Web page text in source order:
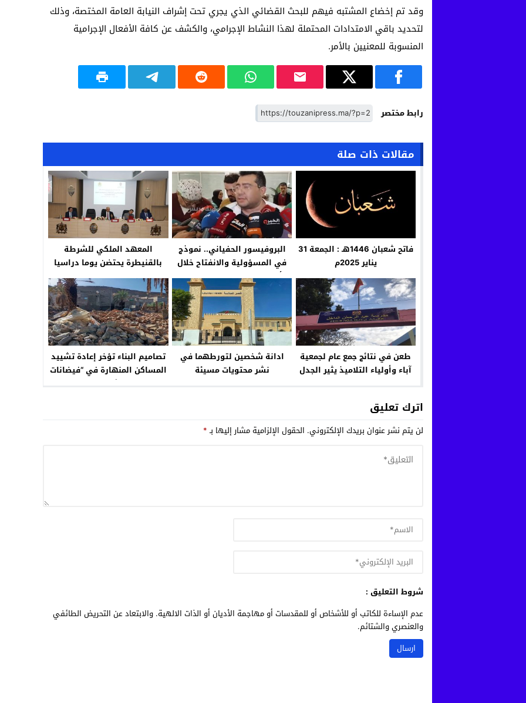
‎وقد تم إخضاع المشتبه فيهم للبحث القضائي الذي يجري تحت إشراف النيابة العامة المختصة، وذلك
لتحديد باقي الامتدادات المحتملة لهذا النشاط الإجرامي، والكشف عن كافة الأفعال الإجرامية
المنسوبة للمعنيين بالأمر.
رابط مختصر
مقالات ذات صلة
فاتح شعبان 1446هـ : الجمعة 31
يناير 2025م
البروفيسور الحفياني.. نموذج
في المسؤولية والانفتاح خلال
أزمة اختناق العاملات بإحدى
شركات الكابلاج
المعهد الملكي للشرطة
بالقنيطرة يحتضن يوما دراسيا
طعن في نتائج جمع عام لجمعية
آباء وأولياء التلاميذ يثير الجدل
ادانة شخصين لتورطهما في
نشر محتويات مسيئة
تصاميم البناء تؤخر إعادة تشييد
المساكن المنهارة في “فيضانات
شتنبر”
اترك تعليق
لن يتم نشر عنوان بريدك الإلكتروني. الحقول الإلزامية مشار إليها بـ*
شروط التعليق :
عدم الإساءة للكاتب أو للأشخاص أو للمقدسات أو مهاجمة الأديان أو الذات الالهية. والابتعاد عن التحريض الطائفي
والعنصري والشتائم.